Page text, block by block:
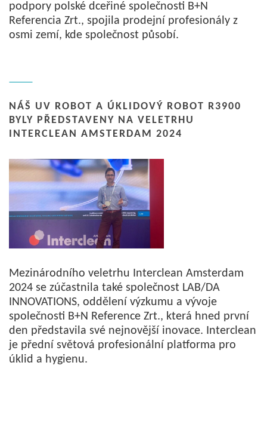
podpory polské dceřiné společnosti B+N
Referencia Zrt., spojila prodejní profesionály z
osmi zemí, kde společnost působí.
NÁŠ UV ROBOT A ÚKLIDOVÝ ROBOT R3900
BYLY PŘEDSTAVENY NA VELETRHU
INTERCLEAN AMSTERDAM 2024
Mezinárodního veletrhu Interclean Amsterdam
2024 se zúčastnila také společnost LAB/DA
INNOVATIONS, oddělení výzkumu a vývoje
společnosti B+N Reference Zrt., která hned první
den představila své nejnovější inovace. Interclean
je přední světová profesionální platforma pro
úklid a hygienu.